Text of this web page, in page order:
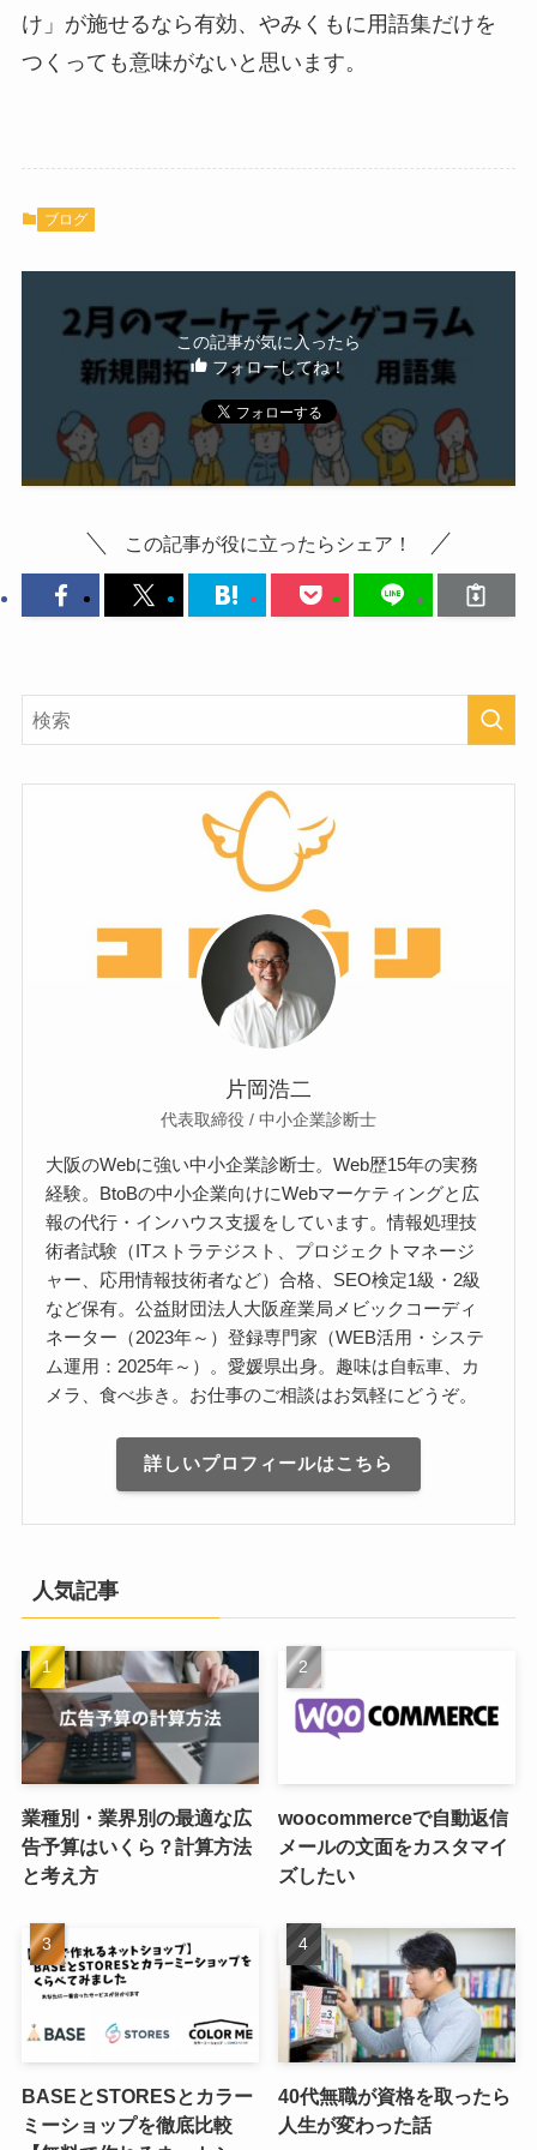
け」が施せるなら有効、やみくもに用語集だけを
つくっても意味がないと思います。
ブログ
この記事が気に入ったら
フォローしてね！
この記事が役に立ったらシェア！
片岡浩二
代表取締役 / 中小企業診断士
大阪のWebに強い中小企業診断士。Web歴15年の実務
経験。BtoBの中小企業向けにWebマーケティングと広
報の代行・インハウス支援をしています。情報処理技
術者試験（ITストラテジスト、プロジェクトマネージ
ャー、応用情報技術者など）合格、SEO検定1級・2級
など保有。公益財団法人大阪産業局メビックコーディ
ネーター（2023年～）登録専門家（WEB活用・システ
ム運用：2025年～）。愛媛県出身。趣味は自転車、カ
メラ、食べ歩き。お仕事のご相談はお気軽にどうぞ。
詳しいプロフィールはこちら
人気記事
業種別・業界別の最適な広
告予算はいくら？計算方法
と考え方
woocommerceで自動返信
メールの文面をカスタマイ
ズしたい
BASEとSTORESとカラー
ミーショップを徹底比較
40代無職が資格を取ったら
人生が変わった話